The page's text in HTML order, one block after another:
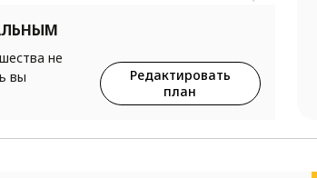
не
вы
Редактировать
план